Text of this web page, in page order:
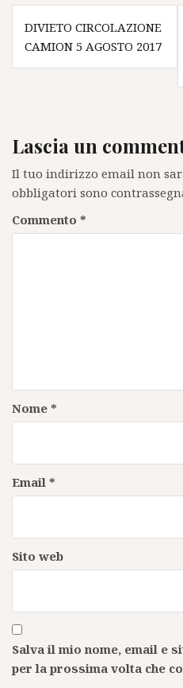
Navigazione
articoli
DIVIETO CIRCOLAZIONE
CAMION 5 AGOSTO 2017
Lascia un
Il tuo indirizzo email non
obbligatori sono
Commento *
Nome *
Email *
Sito web
Salva il mio nome, email e
per la prossima volta che